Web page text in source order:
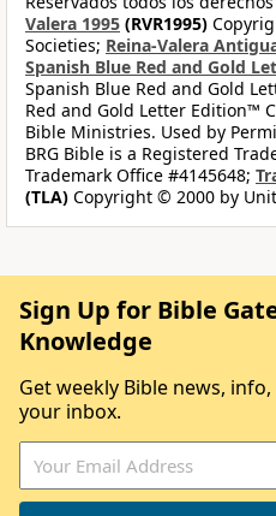
Valera 1995 (RVR1995)
Societies; Reina-Valera
Spanish Blue Red and Gold
Spanish Blue Red and Gold
Red and Gold Letter Edition™
Bible Ministries. Used by
BRG Bible is a Registered
Trademark Office #4145648;
(TLA) Copyright © 2000 by
Sign Up for Bible
Knowledge
Get weekly Bible news,
your inbox.